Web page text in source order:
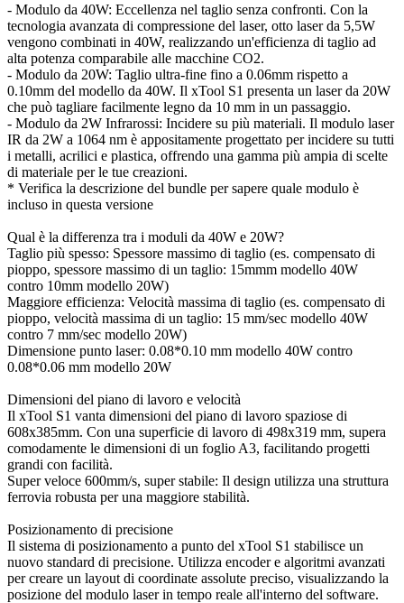
- Modulo da 40W: Eccellenza nel taglio senza confronti. Con la
tecnologia avanzata di compressione del laser, otto laser da 5,5W
vengono combinati in 40W, realizzando un'efficienza di taglio ad
alta potenza comparabile alle macchine CO2.
- Modulo da 20W: Taglio ultra-fine fino a 0.06mm rispetto a
0.10mm del modello da 40W. Il xTool S1 presenta un laser da 20W
che può tagliare facilmente legno da 10 mm in un passaggio.
- Modulo da 2W Infrarossi: Incidere su più materiali. Il modulo laser
IR da 2W a 1064 nm è appositamente progettato per incidere su tutti
i metalli, acrilici e plastica, offrendo una gamma più ampia di scelte
di materiale per le tue creazioni.
* Verifica la descrizione del bundle per sapere quale modulo è
incluso in questa versione
Qual è la differenza tra i moduli da 40W e 20W?
Taglio più spesso: Spessore massimo di taglio (es. compensato di
pioppo, spessore massimo di un taglio: 15mmm modello 40W
contro 10mm modello 20W)
Maggiore efficienza: Velocità massima di taglio (es. compensato di
pioppo, velocità massima di un taglio: 15 mm/sec modello 40W
contro 7 mm/sec modello 20W)
Dimensione punto laser: 0.08*0.10 mm modello 40W contro
0.08*0.06 mm modello 20W
Dimensioni del piano di lavoro e velocità
Il xTool S1 vanta dimensioni del piano di lavoro spaziose di
608x385mm. Con una superficie di lavoro di 498x319 mm, supera
comodamente le dimensioni di un foglio A3, facilitando progetti
grandi con facilità.
Super veloce 600mm/s, super stabile: Il design utilizza una struttura
ferrovia robusta per una maggiore stabilità.
Posizionamento di precisione
Il sistema di posizionamento a punto del xTool S1 stabilisce un
nuovo standard di precisione. Utilizza encoder e algoritmi avanzati
per creare un layout di coordinate assolute preciso, visualizzando la
posizione del modulo laser in tempo reale all'interno del software.